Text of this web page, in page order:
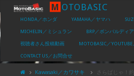
M OTOBASIC
HONDA／ホンダ YAMAHA／ヤマハ
MICHELIN／ミシュラン BRP／ボンバルディ
視聴者さん投稿動画 MOTOBASIC／
CONTACT US／お問合せ
Kawasaki／カワサキ さらばじゃ！